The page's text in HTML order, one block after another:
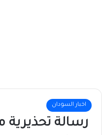
اخبار السودان
رسالة تحذيرية